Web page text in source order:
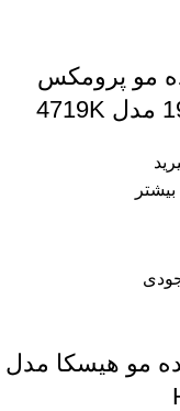
مو پرومکس
مو هیسکا مدل